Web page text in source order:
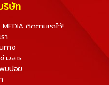
ริษัท
MEDIA ติดตามเราไว้!
า
ทาง
าวสาร
พบบ่อย